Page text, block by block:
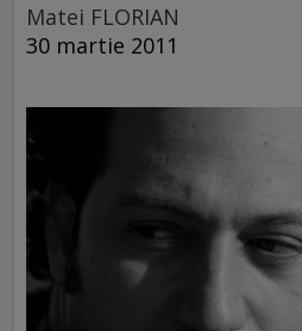
Matei FLORIAN
30 martie 2011